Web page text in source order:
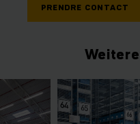
PRENDRE CONTACT